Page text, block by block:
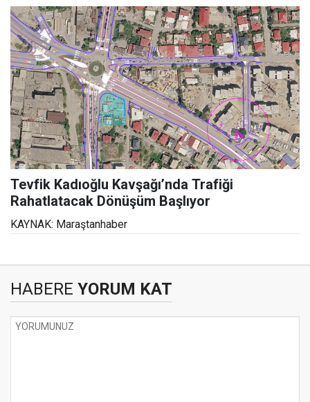
Tevfik Kadıoğlu Kavşağı’nda Trafiği
Rahatlatacak Dönüşüm Başlıyor
KAYNAK: Maraştanhaber
HABERE YORUM KAT